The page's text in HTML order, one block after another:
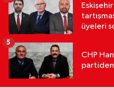
üyeleri
CHP
5